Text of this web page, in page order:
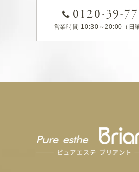
0120-39-
営業時間 10:30～20:00（日